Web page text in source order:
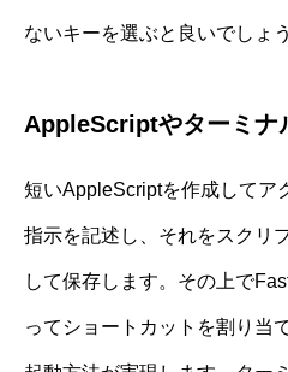
ないキーを選ぶと良いでしょう
AppleScriptやターミナ
短いAppleScriptを作成してア
指示を記述し、それをスクリ
して保存します。その上で
ってショートカットを割り当